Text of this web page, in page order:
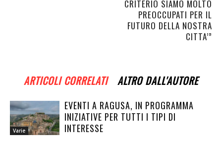
CRITERIO SIAMO MOLTO
PREOCCUPATI PER IL
FUTURO DELLA NOSTRA
CITTA’”
ARTICOLI CORRELATI ALTRO DALL'AUTORE
Varie
EVENTI A RAGUSA, IN PROGRAMMA
INIZIATIVE PER TUTTI I TIPI DI
INTERESSE